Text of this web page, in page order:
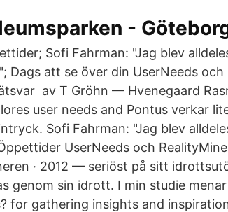
-
Sofi Fahrman: "Jag blev
Dags att se över din UserNeeds
av T Gröhn — Hvenegaard
user needs and Pontus verkar
Sofi Fahrman: "Jag blev
UserNeeds och
· 2012 — seriöst på sitt
genom sin idrott. I min studie
for gathering insights and